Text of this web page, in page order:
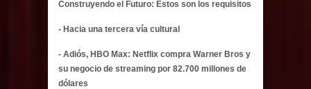
Construyendo el Futuro: Estos son los requisitos
- Hacia una tercera vía cultural
- Adiós, HBO Max: Netflix compra Warner Bros y
su negocio de streaming por 82.700 millones de
dólares